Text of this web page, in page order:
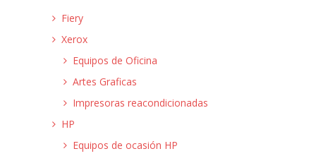
Fiery
Xerox
Equipos de Oficina
Artes Graficas
Impresoras reacondicionadas
HP
Equipos de ocasión HP